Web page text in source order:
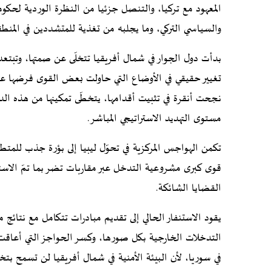
المعهود مع تركيا، والتنصل جزئيا من النظرة الوردية
والسياسي التركي، وما يجلبه من تغذية للمتشددين في
بدأت دول الجوار في شمال أفريقيا تتخلّى عن صمتها،
تغيير حقيقي في الأوضاع التي حاولت بعض القوى فرضها
نجحت أنقرة في تثبيت أقدامها، يتخطّى تمكينها من هذه
مستوى التهديد الاستراتيجي المباشر.
تكمن الهواجس المركزية في تحوّل ليبيا إلى بؤرة جذب
قوى كبرى مشروعية التدخل عبر مقاربات تضر بما تمّ
القضايا الشائكة.
يقود الاستنفار الحالي إلى تقديم مبادرات تتكامل مع
التدخلات الخارجية بكل صورها، وكسر الحواجز التي
في سوريا، لأن البيئة الأمنية في شمال أفريقيا لن